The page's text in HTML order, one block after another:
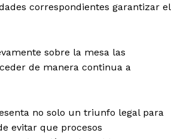
correspondientes garantizar el
sobre la mesa las
de manera continua a
no solo un triunfo legal para
evitar que procesos